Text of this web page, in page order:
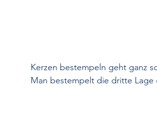
Kerzen bestempeln geht ganz
Man bestempelt die dritte Lage